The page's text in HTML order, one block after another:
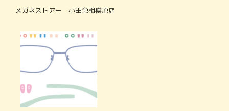
メガネストアー 小田急相模原店